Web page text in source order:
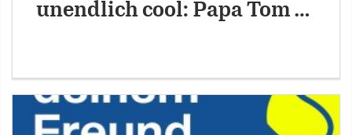
unendlich cool: Papa Tom …